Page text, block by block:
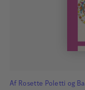
Af Rosette Poletti og